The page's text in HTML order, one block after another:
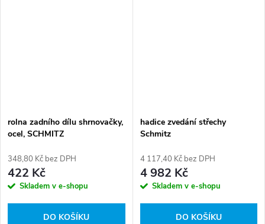
rolna zadního dílu shrnovačky,
ocel, SCHMITZ
348,80 Kč bez DPH
422 Kč
Skladem v e-shopu
DO KOŠÍKU
hadice zvedání střechy
Schmitz
4 117,40 Kč bez DPH
4 982 Kč
Skladem v e-shopu
DO KOŠÍKU